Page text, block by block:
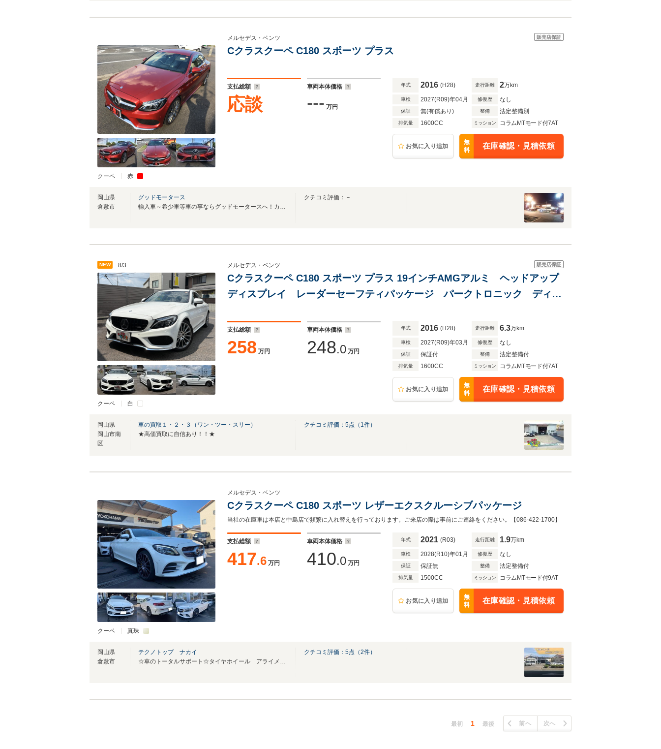
クーペ 赤
販売店保証
メルセデス・ベンツ
Cクラスクーペ C180 スポーツ プラス
支払総額
応談
車両本体価格
--- 万円
年式 2016 (H28) 走行距離 2万km
車検 2027(R09)年04月 修復歴 なし
保証 無(有償あり) 整備 法定整備別
排気量 1600CC ミッション コラムMTモード付7AT
お気に入り追加
無
料
在庫確認・見積依頼
岡山県
倉敷市
グッドモータース
輸入車～希少車等車の事ならグッドモータースへ！カスタム等も当店へ御相談下さい！
クチコミ評価：－
NEW 8/3
クーペ 白
販売店保証
メルセデス・ベンツ
Cクラスクーペ C180 スポーツ プラス 19インチAMGアルミ ヘッドアップ
ディスプレイ レーダーセーフティパッケージ パークトロニック ディス
スポットモニター
支払総額
258 万円
車両本体価格
248.0 万円
年式 2016 (H28) 走行距離 6.3万km
車検 2027(R09)年03月 修復歴 なし
保証 保証付 整備 法定整備付
排気量 1600CC ミッション コラムMTモード付7AT
お気に入り追加
無
料
在庫確認・見積依頼
岡山県
岡山市南
区
車の買取１・２・３（ワン・ツー・スリー）
★高価買取に自信あり！！★
クチコミ評価： 5点（ 1件）
クーペ 真珠
メルセデス・ベンツ
Cクラスクーペ C180 スポーツ レザーエクスクルーシブパッケージ
当社の在庫車は本店と中島店で頻繁に入れ替えを行っております。ご来店の際は事前にご連絡をください。【086-422-1700】
支払総額
417.6 万円
車両本体価格
410.0 万円
年式 2021 (R03) 走行距離 1.9万km
車検 2028(R10)年01月 修復歴 なし
保証 保証無 整備 法定整備付
排気量 1500CC ミッション コラムMTモード付9AT
お気に入り追加
無
料
在庫確認・見積依頼
岡山県
倉敷市
テクノトップ ナカイ
☆車のトータルサポート☆タイヤホイール アライメント ドレスアップ 板金塗装他
クチコミ評価： 5点（2件）
最初 1 最後 前へ 次へ